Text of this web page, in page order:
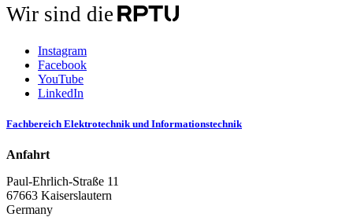
Wir sind die
Instagram
Facebook
YouTube
LinkedIn
Fachbereich Elektrotechnik und Informationstechnik
Anfahrt
Paul-Ehrlich-Straße 11
67663 Kaiserslautern
Germany